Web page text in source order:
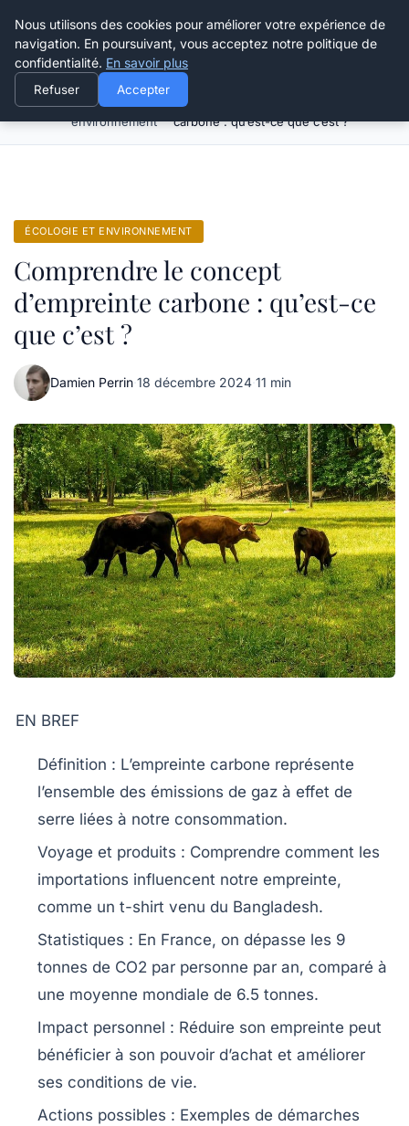
Happy Calyx Farmer
Écologie et
environnement
Comprendre le concept d’empreinte
carbone : qu’est-ce que c’est ?
ÉCOLOGIE ET ENVIRONNEMENT
Comprendre le concept
d’empreinte carbone : qu’est-ce
que c’est ?
Damien Perrin·18 décembre 2024·11 min
EN BREF
Définition : L’empreinte carbone représente
l’ensemble des émissions de gaz à effet de
serre liées à notre consommation.
Voyage et produits : Comprendre comment les
importations influencent notre empreinte,
comme un t-shirt venu du Bangladesh.
Statistiques : En France, on dépasse les 9
tonnes de CO2 par personne par an, comparé à
une moyenne mondiale de 6.5 tonnes.
Impact personnel : Réduire son empreinte peut
bénéficier à son pouvoir d’achat et améliorer
ses conditions de vie.
Actions possibles : Exemples de démarches
Nous utilisons des cookies pour améliorer votre expérience de
navigation. En poursuivant, vous acceptez notre politique de
confidentialité. En savoir plus
Refuser Accepter